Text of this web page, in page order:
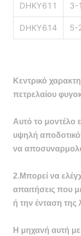
DHKY611 3-
DHKY614 5-
Κεντρικό
πετρελαίου
Αυτό το μοντέλο
υψηλή
να
2.Μπορεί να
απαιτήσεις που
ή την ένταση της
Η μηχανή αυτή